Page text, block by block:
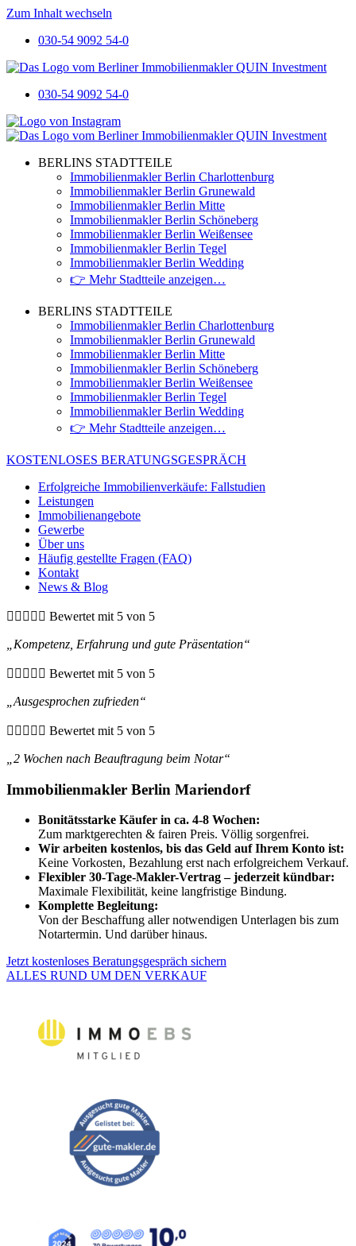
Zum Inhalt wechseln
030-54 9092 54-0
030-54 9092 54-0
BERLINS STADTTEILE
Immobilienmakler Berlin Charlottenburg
Immobilienmakler Berlin Grunewald
Immobilienmakler Berlin Mitte
Immobilienmakler Berlin Schöneberg
Immobilienmakler Berlin Weißensee
Immobilienmakler Berlin Tegel
Immobilienmakler Berlin Wedding
👉 Mehr Stadtteile anzeigen…
BERLINS STADTTEILE
Immobilienmakler Berlin Charlottenburg
Immobilienmakler Berlin Grunewald
Immobilienmakler Berlin Mitte
Immobilienmakler Berlin Schöneberg
Immobilienmakler Berlin Weißensee
Immobilienmakler Berlin Tegel
Immobilienmakler Berlin Wedding
👉 Mehr Stadtteile anzeigen…
KOSTENLOSES BERATUNGSGESPRÄCH
Erfolgreiche Immobilienverkäufe: Fallstudien
Leistungen
Immobilienangebote
Gewerbe
Über uns
Häufig gestellte Fragen (FAQ)
Kontakt
News & Blog
     Bewertet mit 5 von 5
„Kompetenz, Erfahrung und gute Präsentation“
     Bewertet mit 5 von 5
„Ausgesprochen zufrieden“
     Bewertet mit 5 von 5
„2 Wochen nach Beauftragung beim Notar“
Immobilienmakler Berlin Mariendorf
Bonitätsstarke Käufer in ca. 4-8 Wochen:
Zum marktgerechten & fairen Preis. Völlig sorgenfrei.
Wir arbeiten kostenlos, bis das Geld auf Ihrem Konto ist:
Keine Vorkosten, Bezahlung erst nach erfolgreichem Verkauf.
Flexibler 30-Tage-Makler-Vertrag – jederzeit kündbar:
Maximale Flexibilität, keine langfristige Bindung.
Komplette Begleitung:
Von der Beschaffung aller notwendigen Unterlagen bis zum
Notartermin. Und darüber hinaus.
Jetzt kostenloses Beratungsgespräch sichern
ALLES RUND UM DEN VERKAUF